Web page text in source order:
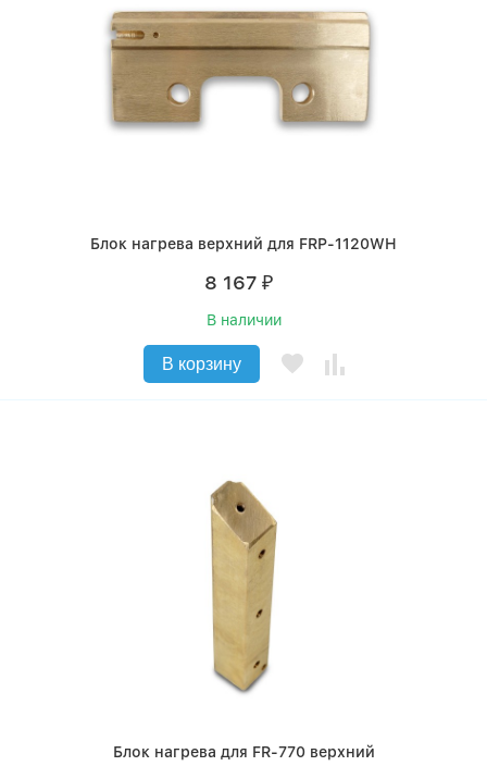
Блок нагрева верхний для FRP-1120WH
8 167 ₽
В наличии
В корзину
Блок нагрева для FR-770 верхний